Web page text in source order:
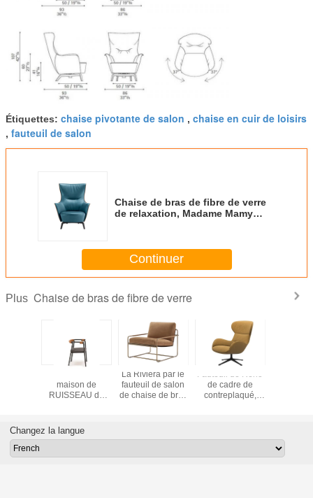
Étiquettes: chaise pivotante de salon , chaise en cuir de loisirs
, fauteuil de salon
Chaise de bras de fibre de verre
de relaxation, Madame Mamy
Continuer
Plus Chaise de bras de fibre de verre
version
maison de
RUISSEAU de
l'usure de fauteuil
de salon
La Riviera par le
fauteuil de salon
de chaise de bras
Fauteuil de Reno
de cadre de
contreplaqué,
en cuir de loisirs
Changez la langue